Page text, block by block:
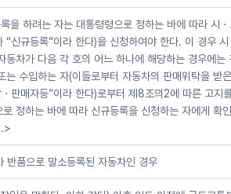
을 하려는 자는 대통령령으로 정하는 바에 따라 시
“신규등록”이라 한다)을 신청하여야 한다. 이 경우 시
동차가 다음 각 호의 어느 하나에 해당하는 경우에는
는 수입하는 자(이들로부터 자동차의 판매위탁을 받
판매자등”이라 한다)로부터 제8조의2에 따른 고지
정하는 바에 따라 신규등록을 신청하는 자에게 확
반품으로 말소등록된 자동차인 경우